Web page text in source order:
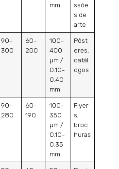
mm
ssõe
s de
arte
90-
300
60-
200
100-
400
µm /
0.10-
0.40
mm
Pôst
eres,
catál
ogos
90-
280
60-
190
100-
350
µm /
0.10-
0.35
mm
Flyer
s,
broc
huras